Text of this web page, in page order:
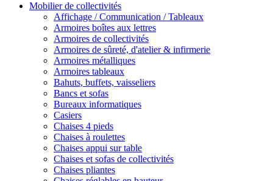
Mobilier de collectivités
Affichage / Communication / Tableaux
Armoires boîtes aux lettres
Armoires de collectivités
Armoires de sûreté, d'atelier & infirmerie
Armoires métalliques
Armoires tableaux
Bahuts, buffets, vaisseliers
Bancs et sofas
Bureaux informatiques
Casiers
Chaises 4 pieds
Chaises à roulettes
Chaises appui sur table
Chaises et sofas de collectivités
Chaises pliantes